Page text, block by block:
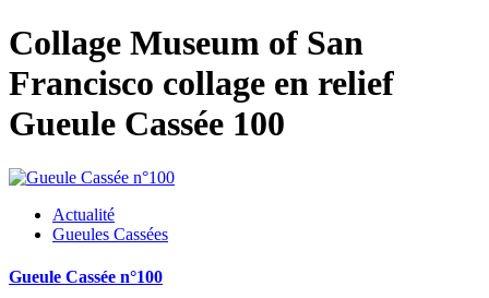
Collage Museum of San
Francisco collage en relief
Gueule Cassée 100
Actualité
Gueules Cassées
Gueule Cassée n°100